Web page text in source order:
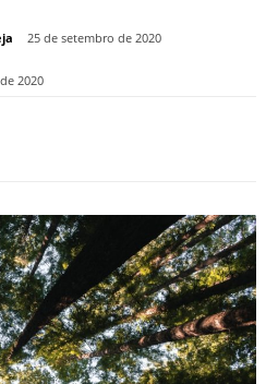
25 de setembro de 2020
2020